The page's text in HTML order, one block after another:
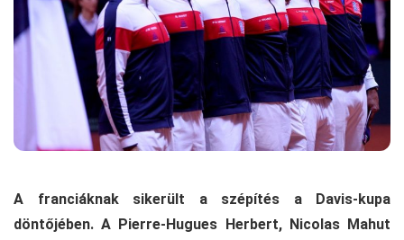
A franciáknak sikerült a szépítés a Davis-kupa
döntőjében. A Pierre-Hugues Herbert, Nicolas Mahut